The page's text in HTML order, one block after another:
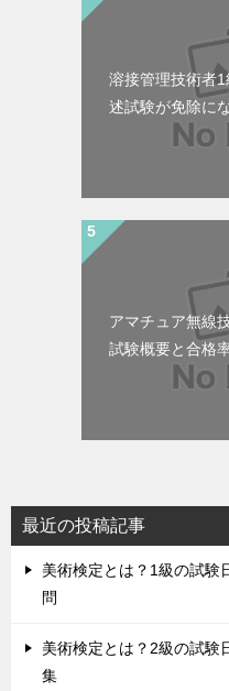
溶接管理技術者
述試験が免除に
アマチュア無線
試験概要と合格
最近の投稿記事
美術検定とは？1級の試験
問
美術検定とは？2級の試験
集